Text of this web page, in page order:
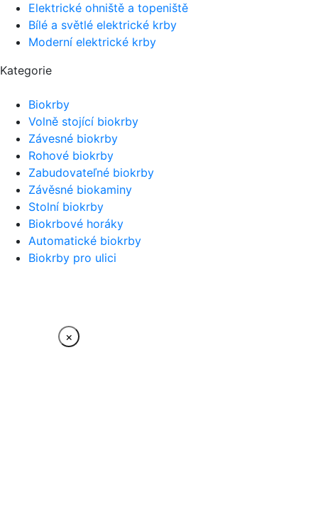
Elektrické ohniště a topeniště
Bílé a světlé elektrické krby
Moderní elektrické krby
Kategorie
Biokrby
Volně stojící biokrby
Závesné biokrby
Rohové biokrby
Zabudovateľné biokrby
Závěsné biokaminy
Stolní biokrby
Biokrbové horáky
Automatické biokrby
Biokrby pro ulici
×